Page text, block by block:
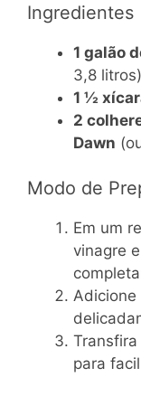
Ingredientes
1 galão
3,8 litros)
1 ½
2
Dawn
Modo de
Em um
vinagre
Adicione
para